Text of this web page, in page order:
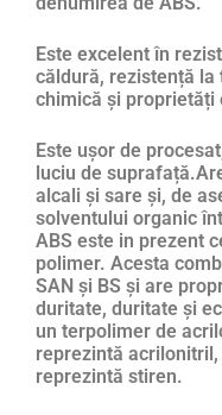
Este excelent în
căldură, rezistență
chimică și proprietăți
Este ușor de
luciu de
alcali și sare și, de
solventului organic
ABS este in prezent
polimer. Acesta
SAN și BS și are
duritate, duritate și
un terpolimer de
reprezintă
reprezintă stiren.